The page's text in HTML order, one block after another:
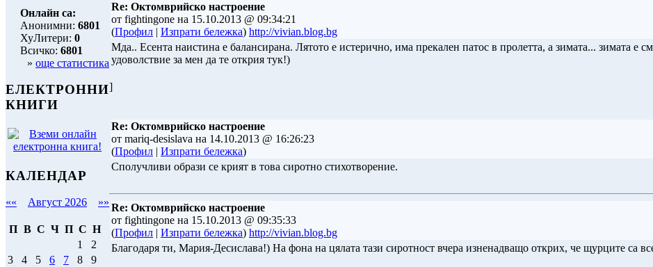
Онлайн са:
Анонимни: 6801
ХуЛитери: 0
Всичко: 6801
» още статистика
ЕЛЕКТРОННИ
КНИГИ
КАЛЕНДАР
«« Август 2026 »»
П В С Ч П С Н
1
2
3
4 5 6 7 8
9
Re: Октомврийско настроение
от fightingone на 15.10.2013 @ 09:34:21
(Профил | Изпрати бележка) http://vivian.blog.bg
Мда.. Есента наистина е балансирана. Лятото е истерично, има прекален патос в пролетта, а зимата... зимата е
удоволствие за мен да те открия тук!)
]
Re: Октомврийско настроение
от mariq-desislava на 14.10.2013 @ 16:26:23
(Профил | Изпрати бележка)
Сполучливи образи се крият в това сиротно стихотворение.
Re: Октомврийско настроение
от fightingone на 15.10.2013 @ 09:35:33
(Профил | Изпрати бележка) http://vivian.blog.bg
Благодаря ти, Мария-Десислава!) На фона на цялата тази сиротност вчера изненадващо открих, че щурците са